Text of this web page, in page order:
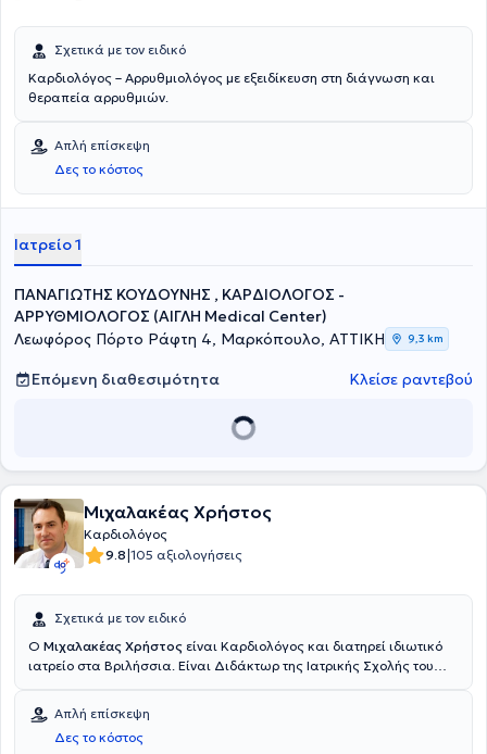
Σχετικά με τον ειδικό
Καρδιολόγος – Aρρυθμιολόγος με εξειδίκευση στη διάγνωση και
θεραπεία αρρυθμιών.
Απλή επίσκεψη
Δες το κόστος
Ιατρείο 1
ΠΑΝΑΓΙΩΤΗΣ ΚΟΥΔΟΥΝΗΣ , ΚΑΡΔΙΟΛΟΓΟΣ -
ΑΡΡΥΘΜΙΟΛΟΓΟΣ (ΑΙΓΛΗ Medical Center)
Λεωφόρος Πόρτο Ράφτη 4, Μαρκόπουλο, ΑΤΤΙΚΗ
9,3 km
Επόμενη διαθεσιμότητα Κλείσε ραντεβού
Μιχαλακέας Χρήστος
Καρδιολόγος
9.8|105 αξιολογήσεις
Σχετικά με τον ειδικό
Ο Μιχαλακέας Χρήστος είναι Καρδιολόγος και διατηρεί ιδιωτικό
ιατρείο στα Βριλήσσια. Είναι Διδάκτωρ της Ιατρικής Σχολής του
εξειδικευμένος στην υπερηχοκαρδιολογία και στην κλινική
καρδιολογία. Διαθέτει πτυχίο από την Ιατρική Σχολή του Εθνικού
και Καποδιστριακού Πανεπιστημίου Αθηνών και ειδικεύτηκε στην
Απλή επίσκεψη
Δες το κόστος